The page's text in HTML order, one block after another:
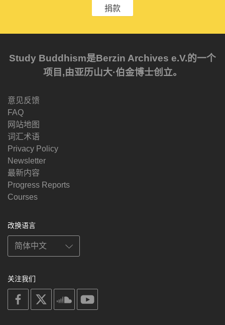
捐款
Study Buddhism是Berzin Archives e.V.的一个
项目,由亚历山大·伯金博士创立。
意见反馈
FAQ
网站地图
词汇术语
Privacy Policy
Newsletter
最新内容
Progress Reports
Courses
改换语言
关注我们
on
facebook
soundcloud